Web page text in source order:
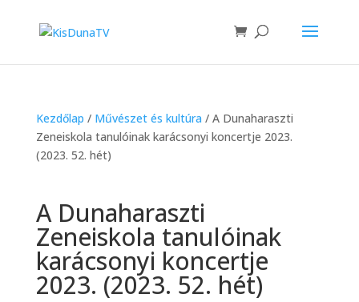
Kezdőlap / Művészet és kultúra / A Dunaharaszti
Zeneiskola tanulóinak karácsonyi koncertje 2023.
(2023. 52. hét)
A Dunaharaszti
Zeneiskola tanulóinak
karácsonyi koncertje
2023. (2023. 52. hét)